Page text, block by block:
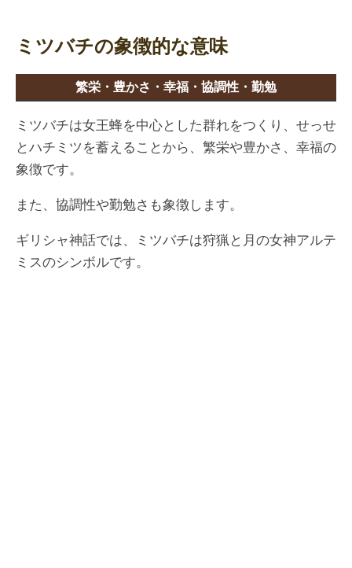
ミツバチの象徴的な意味
繁栄・豊かさ・幸福・協調性・勤勉
ミツバチは女王蜂を中心とした群れをつくり、せっせ
とハチミツを蓄えることから、繁栄や豊かさ、幸福の
象徴です。
また、協調性や勤勉さも象徴します。
ギリシャ神話では、ミツバチは狩猟と月の女神アルテ
ミスのシンボルです。